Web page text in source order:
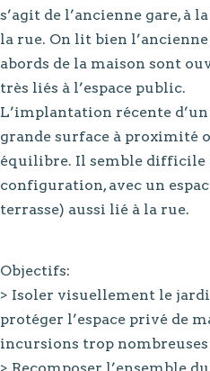
s’agit de l’ancienne gare, à
la rue. On lit bien
abords de la maison sont
très liés à l’espace public.
L’implantation récente
grande surface à proximité
équilibre. Il semble difficile
configuration, avec un
terrasse) aussi lié à la rue.
Objectifs:
> Isoler visuellement le
protéger l’espace privé de
incursions trop